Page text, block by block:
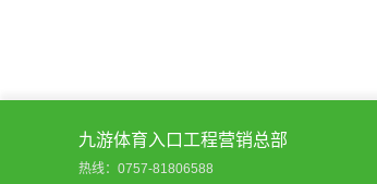
九游体育入口工程营销总部
热线：0757-81806588